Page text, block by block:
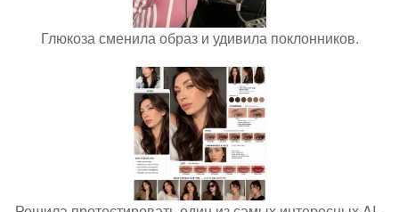
Глюкоза сменила образ и удивила поклонников.